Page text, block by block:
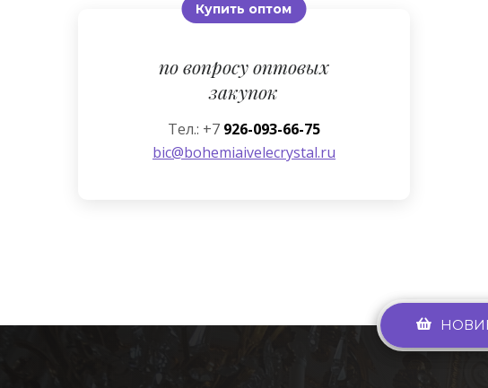
Купить оптом
по вопросу оптовых
закупок
Тел.: +7 926-093-66-75
bic@bohemiaivelecrystal.ru